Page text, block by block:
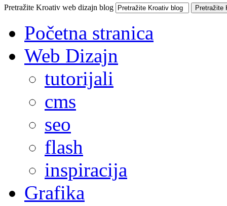
Pretražite Kroativ web dizajn blog
Početna stranica
Web Dizajn
tutorijali
cms
seo
flash
inspiracija
Grafika